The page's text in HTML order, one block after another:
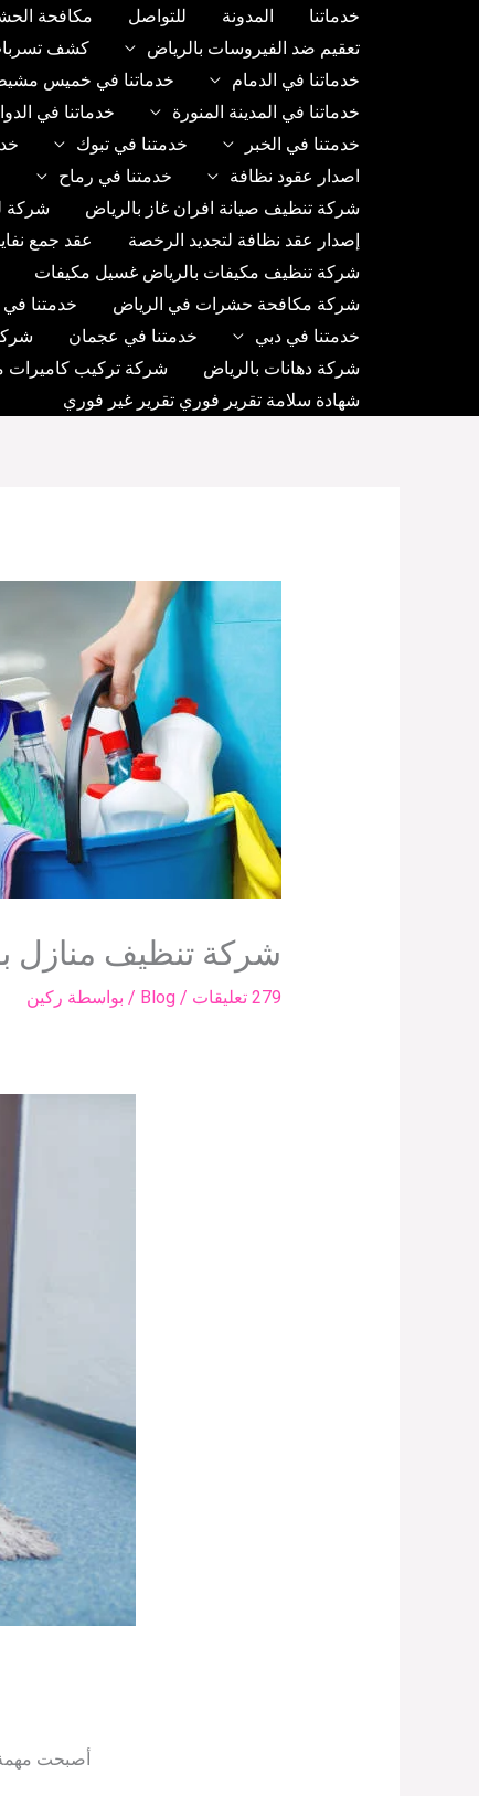
خدماتنا المدونة للتواصل مكافحة
تعقيم ضد الفيروسات بالرياض
كشف
خدماتنا في الدمام
خدماتنا في خميس
خدماتنا في المدينة المنورة
خدماتنا في
خدمتنا في الخبر
خدمتنا في تبوك
اصدار عقود نظافة
خدمتنا في رماح
شركة تنظيف صيانة افران غاز بالرياض
شركة
إصدار عقد نظافة لتجديد الرخصة
عقد جمع
شركة تنظيف مكيفات بالرياض غسيل مكيفات
شركة مكافحة حشرات في الرياض
خدمتنا في
خدمتنا في دبي
خدمتنا في عجمان
شركة دهانات بالرياض
شركة تركيب كاميرات
شهادة سلامة تقرير فوري تقرير غير فوري
شركة تنظيف منازل
279 تعليقات /
Blog / بواسطة ركين
أصبحت